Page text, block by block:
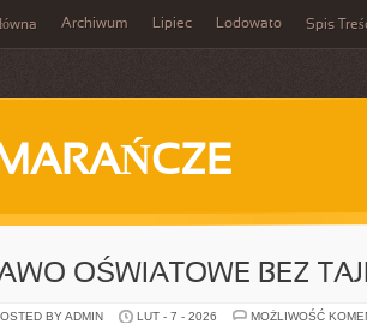
Archiwum Lipiec Lodowato Spis
OŚWIATOWE BEZ
BY ADMIN LUT - 7 - 2026 MOŻLIWOŚĆ